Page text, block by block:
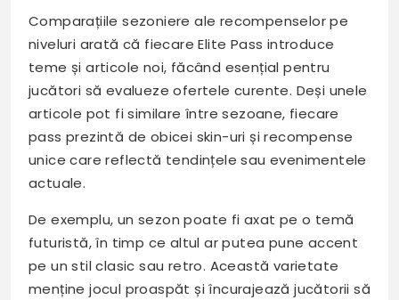
Comparațiile sezoniere ale recompenselor pe
niveluri arată că fiecare Elite Pass introduce
teme și articole noi, făcând esențial pentru
jucători să evalueze ofertele curente. Deși unele
articole pot fi similare între sezoane, fiecare
pass prezintă de obicei skin-uri și recompense
unice care reflectă tendințele sau evenimentele
actuale.
De exemplu, un sezon poate fi axat pe o temă
futuristă, în timp ce altul ar putea pune accent
pe un stil clasic sau retro. Această varietate
menține jocul proaspăt și încurajează jucătorii să